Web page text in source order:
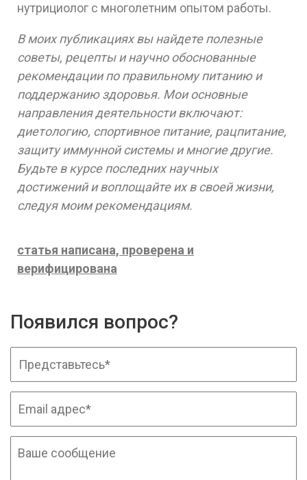
нутрициолог с многолетним опытом работы.
В моих публикациях вы найдете полезные
советы, рецепты и научно обоснованные
рекомендации по правильному питанию и
поддержанию здоровья. Мои основные
направления деятельности включают:
диетологию, спортивное питание, рацпитание,
защиту иммунной системы и многие другие.
Будьте в курсе последних научных
достижений и воплощайте их в своей жизни,
следуя моим рекомендациям.
статья написана, проверена и
верифицирована
Появился вопрос?